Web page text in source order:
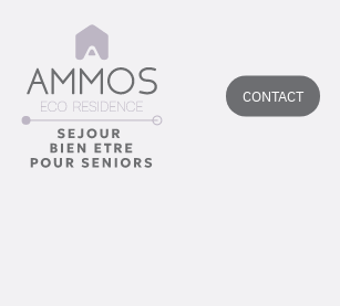
CONTACT